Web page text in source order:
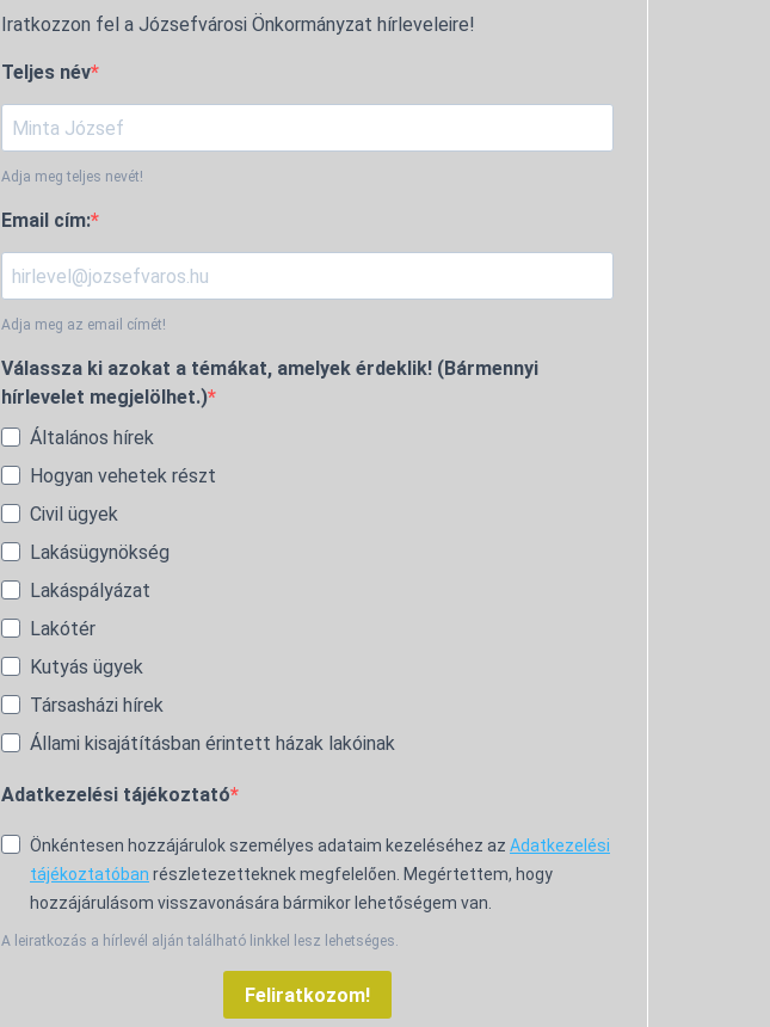
Iratkozzon fel a Józsefvárosi Önkormányzat hírleveleire!
Teljes név
Adja meg teljes nevét!
Email cím:
Adja meg az email címét!
Válassza ki azokat a témákat, amelyek érdeklik! (Bármennyi
hírlevelet megjelölhet.)
Általános hírek
Hogyan vehetek részt
Civil ügyek
Lakásügynökség
Lakáspályázat
Lakótér
Kutyás ügyek
Társasházi hírek
Állami kisajátításban érintett házak lakóinak
Adatkezelési tájékoztató
Önkéntesen hozzájárulok személyes adataim kezeléséhez az Adatkezelési
tájékoztatóban részletezetteknek megfelelően. Megértettem, hogy
hozzájárulásom visszavonására bármikor lehetőségem van.
A leiratkozás a hírlevél alján található linkkel lesz lehetséges.
Feliratkozom!